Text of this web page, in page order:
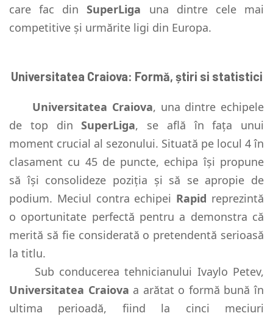
care fac dinSuperLiga una dintre cele mai
competitive și urmărite ligi din Europa.
Universitatea Craiova: Formă, știri si statistici
Universitatea Craiova, una dintre echipele
de top dinSuperLiga, se află în fața unui
moment crucial al sezonului. Situată pe locul 4 în
clasament cu 45 de puncte, echipa își propune
să își consolideze poziția și să se apropie de
podium. Meciul contra echipei Rapid reprezintă
o oportunitate perfectă pentru a demonstra că
merită să fie considerată o pretendentă serioasă
la titlu.
Sub conducerea tehnicianului Ivaylo Petev,
Universitatea Craiova a arătat o formă bună în
ultima perioadă, fiind la cinci meciuri